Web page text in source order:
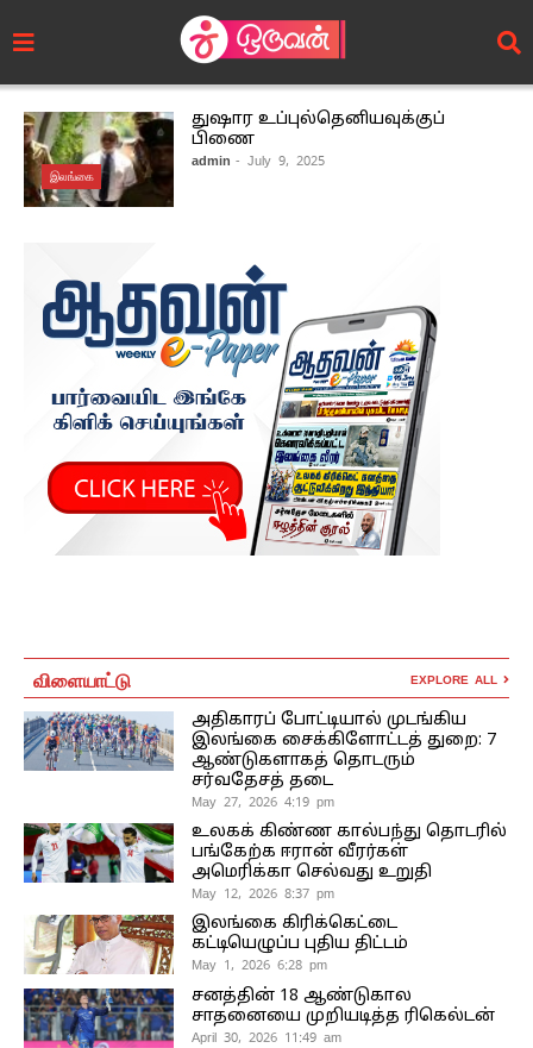
இலங்கை
துஷார உப்புல்தெனியவுக்குப்
பிணை
admin - July 9, 2025
விளையாட்டு EXPLORE ALL
அதிகாரப் போட்டியால் முடங்கிய
இலங்கை சைக்கிளோட்டத் துறை: 7
ஆண்டுகளாகத் தொடரும்
சர்வதேசத் தடை
May 27, 2026 4:19 pm
உலகக் கிண்ண கால்பந்து தொடரில்
பங்கேற்க ஈரான் வீரர்கள்
அமெரிக்கா செல்வது உறுதி
May 12, 2026 8:37 pm
இலங்கை கிரிக்கெட்டை
கட்டியெழுப்ப புதிய திட்டம்
May 1, 2026 6:28 pm
சனத்தின் 18 ஆண்டுகால
சாதனையை முறியடித்த ரிகெல்டன்
April 30, 2026 11:49 am